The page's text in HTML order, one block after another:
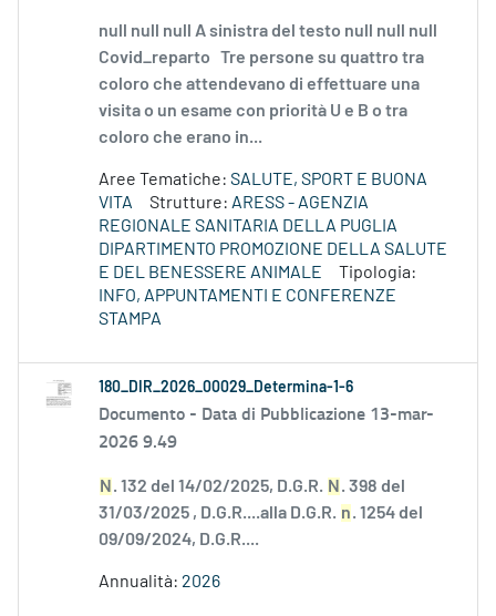
null null null A sinistra del testo null null null
Covid_reparto Tre persone su quattro tra
coloro che attendevano di effettuare una
visita o un esame con priorità U e B o tra
coloro che erano in...
Aree Tematiche: SALUTE, SPORT E BUONA
VITA
Strutture: ARESS - AGENZIA
REGIONALE SANITARIA DELLA PUGLIA
DIPARTIMENTO PROMOZIONE DELLA SALUTE
E DEL BENESSERE ANIMALE
Tipologia:
INFO, APPUNTAMENTI E CONFERENZE
STAMPA
180_DIR_2026_00029_Determina-1-6
Documento - Data di Pubblicazione 13-mar-
2026 9.49
N . 132 del 14/02/2025, D.G.R. N . 398 del
31/03/2025 , D.G.R....alla D.G.R. n. 1254 del
09/09/2024, D.G.R....
Annualità: 2026